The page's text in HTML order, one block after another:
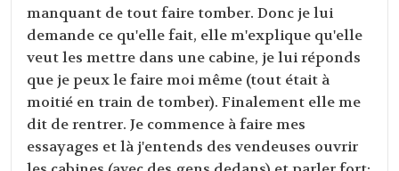
manquant de tout faire tomber. Donc je lui
demande ce qu'elle fait, elle m'explique qu'elle
veut les mettre dans une cabine, je lui réponds
que je peux le faire moi même (tout était à
moitié en train de tomber). Finalement elle me
dit de rentrer. Je commence à faire mes
essayages et là j'entends des vendeuses ouvrir